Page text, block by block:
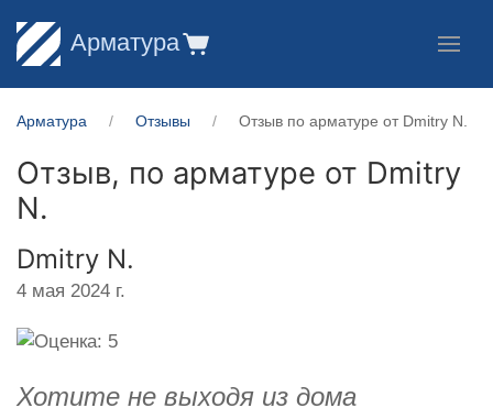
Арматура
Арматура Отзывы Отзыв по арматуре от ​Dmitry N.
Отзыв, по арматуре от ​Dmitry
N.
​Dmitry N.
4 мая 2024 г.
Хотите не выходя из дома